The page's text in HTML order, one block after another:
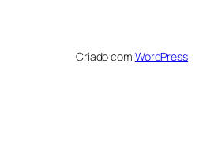
Criado com WordPress